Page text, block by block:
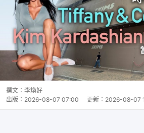
撰文： 李煥好
出版： 2026-08-07 07:00 更新： 2026-08-07